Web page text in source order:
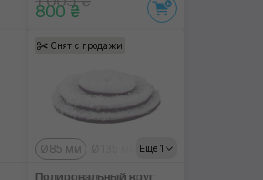
800 ₴
Снят с продажи
Еще 1
Ø85 мм Ø155 мм